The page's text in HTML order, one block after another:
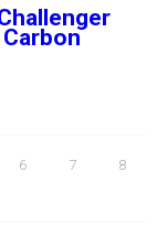
6 7
8